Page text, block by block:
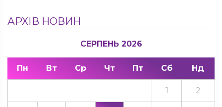
АРХІВ НОВИН
СЕРПЕНЬ 2026
Пн Вт Ср Чт Пт Сб Нд
1 2